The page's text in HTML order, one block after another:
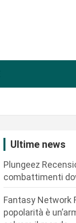
Ultime news
Plungeez
combattimenti
Fantasy Network
popolarità è